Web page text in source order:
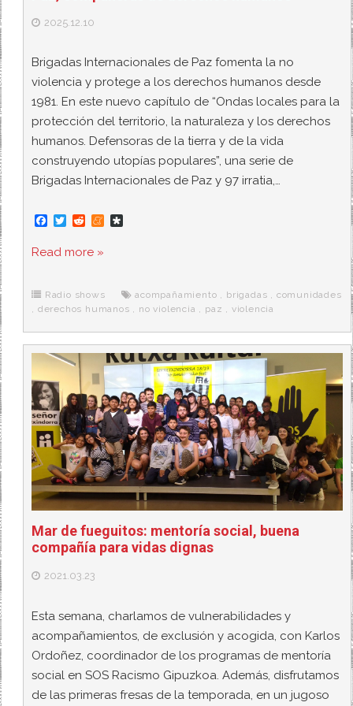
2025.12.10
Brigadas Internacionales de Paz fomenta la no
violencia y protege a los derechos humanos desde
1981. En este nuevo capítulo de “Ondas locales para la
protección del territorio, la naturaleza y los derechos
humanos. Defensoras de la tierra y de la vida
construyendo utopías populares”, una serie de
Brigadas Internacionales de Paz y 97 irratia,…
F
e
o
k
T
t
r
R
d
M
e
r
a
Read more »
Radio shows acompañamiento , brigadas , comunidades
, derechos humanos , no violencia , paz , violencia
Mar de fueguitos: mentoría social, buena
compañía para vidas dignas
2021.03.23
Esta semana, charlamos de vulnerabilidades y
acompañamientos, de exclusión y acogida, con Karlos
Ordoñez, coordinador de los programas de mentoría
social en SOS Racismo Gipuzkoa. Además, disfrutamos
de las primeras fresas de la temporada, en un jugoso